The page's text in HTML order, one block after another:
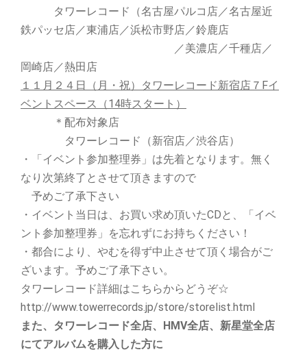
タワーレコード（名古屋パルコ店／名古屋近
鉄パッセ店／東浦店／浜松市野店／鈴鹿店
／美濃店／千種店／
岡崎店／熱田店
１１月２４日（月・祝）タワーレコード新宿店７Fイ
ベントスペース（14時スタート）
＊配布対象店
タワーレコード（新宿店／渋谷店）
・「イベント参加整理券」は先着となります。無く
なり次第終了とさせて頂きますので
予めご了承下さい
・イベント当日は、お買い求め頂いたCDと、「イベ
ント参加整理券」を忘れずにお持ちください！
・都合により、やむを得ず中止させて頂く場合がご
ざいます。予めご了承下さい。
タワーレコード詳細はこちらからどうぞ☆
http://www.towerrecords.jp/store/storelist.html
また、タワーレコード全店、HMV全店、新星堂全店
にてアルバムを購入した方に